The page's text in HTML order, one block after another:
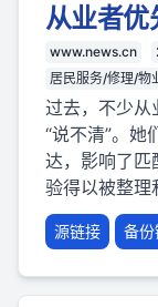
从业者优
www.news.cn
居民服务/修理/物
过去，不少从
“说不清”。她
达，影响了匹
验得以被整理
源链接 备